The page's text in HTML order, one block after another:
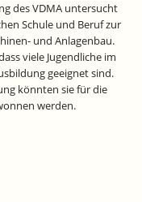
des VDMA untersucht
Schule und Beruf zur
und Anlagenbau.
viele Jugendliche im
geeignet sind.
könnten sie für die
werden.